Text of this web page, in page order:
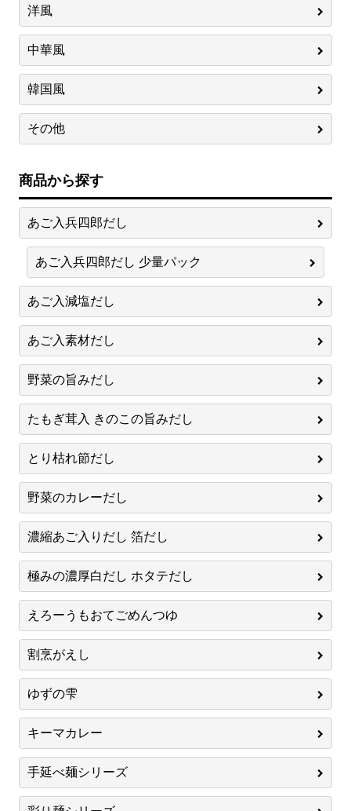
洋風
中華風
韓国風
その他
商品から探す
あご入兵四郎だし
あご入兵四郎だし 少量パック
あご入減塩だし
あご入素材だし
野菜の旨みだし
たもぎ茸入 きのこの旨みだし
とり枯れ節だし
野菜のカレーだし
濃縮あご入りだし 箔だし
極みの濃厚白だし ホタテだし
えろーうもおてごめんつゆ
割烹がえし
ゆずの雫
キーマカレー
手延べ麺シリーズ